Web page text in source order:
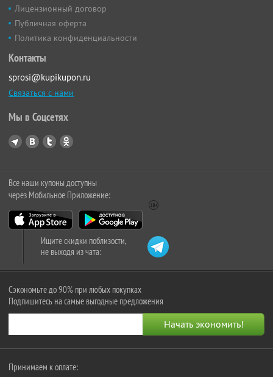
Лицензионный договор
Публичная оферта
Политика конфиденциальности
Контакты
sprosi@kupikupon.ru
Связаться с нами
Мы в Соцсетях
Все наши купоны доступны
через Мобильное Приложение:
Ищите скидки поблизости,
не выходя из чата:
Сэкономьте до 90% при любых покупках
Подпишитесь на самые выгодные предложения
Принимаем к оплате: